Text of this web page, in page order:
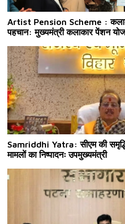
Artist Pension Scheme :
पहचान: मुख्यमंत्री कलाकार पेंशन
Samriddhi Yatra: सीएम की
मामलों का निष्पादनः उपमुख्यमंत्री